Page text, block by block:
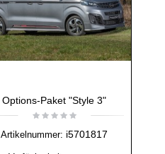
Options-Paket "Style 3"
Artikelnummer: i5701817